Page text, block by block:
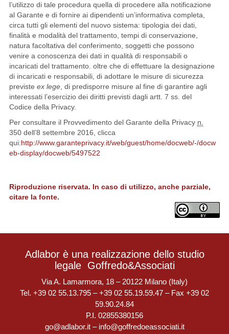
l’utilizzo di tale procedura quella di procedere alla notificazione
al Garante e di fornire ai dipendenti un’informativa completa,
circa tutti gli elementi del nuovo sistema: tipologia dei dati,
finalità e modalità del trattamento, tempi di conservazione,
natura facoltativa del conferimento, soggetti che possono
venire a conoscenza dei dati in qualità di responsabili o
incaricati del trattamento. oltre che di effettuare la designazione
di incaricati e responsabili, di adottare le misure di sicurezza
previste ex lege, di predisporre misure al fine di garantire agli
interessati l’esercizio dei diritti previsti dagli artt. 7 ss. del
Codice della Privacy.
Per consultare il Provvedimento del Garante della Privacy n.
350 dell’8 settembre 2016, clicca
qui:http://www.garanteprivacy.it/web/guest/home/docweb/-/docw
eb-display/docweb/5497522
Riproduzione riservata. In caso di utilizzo, anche parziale,
citare la fonte.
Adlabor è una realizzazione dello studio
legale Goffredo&Associati
Via A. Lamarmora, 18 – 20122 Milano (Italy)
Tel. +39 02 55.13.795 – +39 02 55.19.59.47 – Fax +39 02
59.90.24.84
P.I. 02855380156
go@adlabor.it– info@goffredoeassociati.it